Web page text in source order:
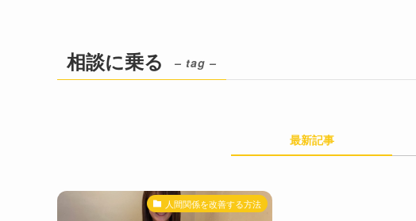
相談に乗る – tag –
最新記事
人間関係を改善する方法